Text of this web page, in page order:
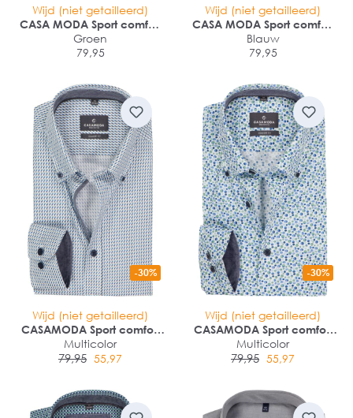
Wijd (niet getailleerd)
CASA MODA Sport comfort
fit overhemd
Groen
79,95
Wijd (niet getailleerd)
CASA MODA Sport comfort
fit overhemd
Blauw
79,95
-30%
Wijd (niet getailleerd)
CASAMODA Sport comfort
fit overhemd
Multicolor
79,95 55,97
-30%
Wijd (niet getailleerd)
CASAMODA Sport comfort
fit overhemd
Multicolor
79,95 55,97